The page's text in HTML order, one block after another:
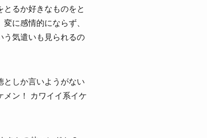
るか好きなものをと
に感情的にならず、
う気遣いも見られるの
しか言いようがない
ン！ カワイイ系イケ